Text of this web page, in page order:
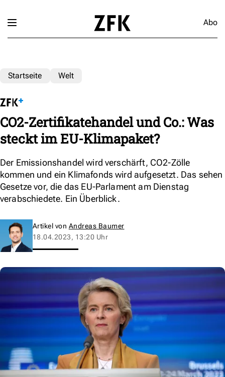
Abo
Startseite Welt
CO2-Zertifikatehandel und Co.: Was
steckt im EU-Klimapaket?
Der Emissionshandel wird verschärft, CO2-Zölle
kommen und ein Klimafonds wird aufgesetzt. Das sehen
Gesetze vor, die das EU-Parlament am Dienstag
verabschiedete. Ein Überblick.
Artikel von Andreas Baumer
18.04.2023, 13:20 Uhr